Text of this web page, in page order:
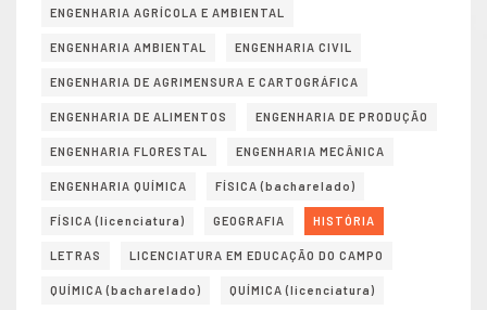
ENGENHARIA AGRÍCOLA E AMBIENTAL
ENGENHARIA AMBIENTAL ENGENHARIA CIVIL
ENGENHARIA DE AGRIMENSURA E CARTOGRÁFICA
ENGENHARIA DE ALIMENTOS ENGENHARIA DE PRODUÇÃO
ENGENHARIA FLORESTAL ENGENHARIA MECÂNICA
ENGENHARIA QUÍMICA FÍSICA (bacharelado)
FÍSICA (licenciatura) GEOGRAFIA HISTÓRIA
LETRAS LICENCIATURA EM EDUCAÇÃO DO CAMPO
QUÍMICA (bacharelado) QUÍMICA (licenciatura)